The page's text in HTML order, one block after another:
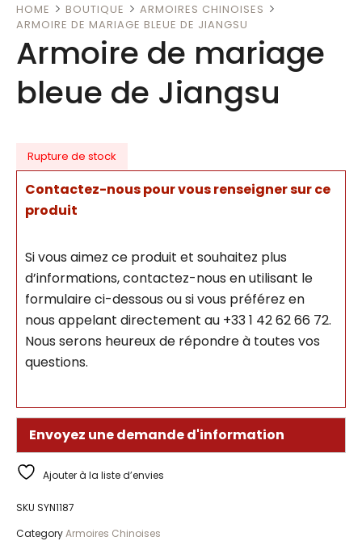
HOME BOUTIQUE
ARMOIRES CHINOISES
ARMOIRE DE MARIAGE BLEUE DE JIANGSU
Armoire de mariage
bleue de Jiangsu
Rupture de stock
Contactez-nous pour vous renseigner sur ce
produit
Si vous aimez ce produit et souhaitez plus
d’informations, contactez-nous en utilisant le
formulaire ci-dessous ou si vous préférez en
nous appelant directement au +33 1 42 62 66 72.
Nous serons heureux de répondre à toutes vos
questions.
Envoyez une demande d'information
Ajouter à la liste d’envies
SKU SYN1187
CategoryArmoires Chinoises